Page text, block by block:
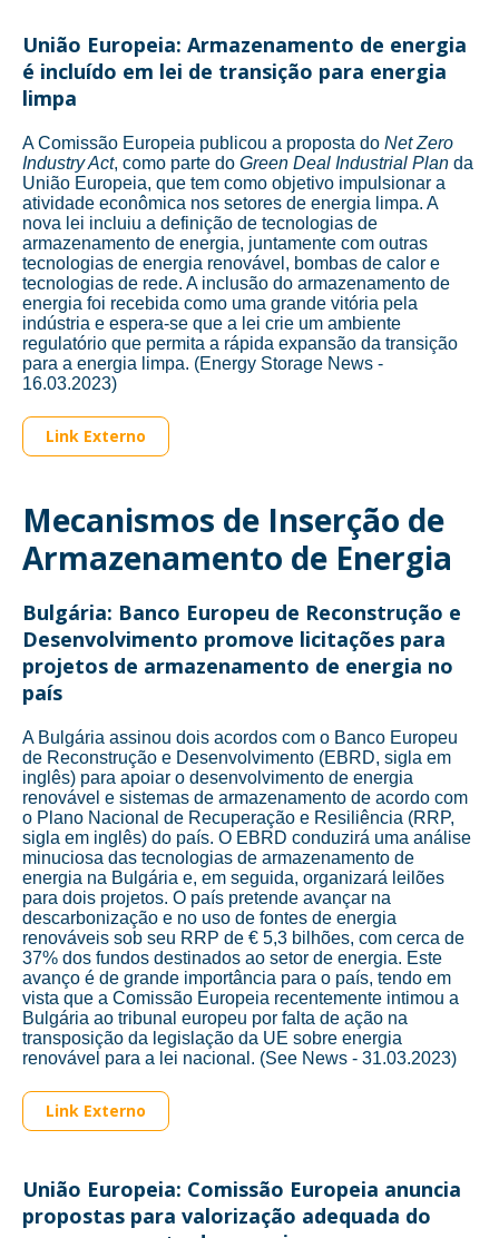
União Europeia: Armazenamento de energia
é incluído em lei de transição para energia
limpa
A Comissão Europeia publicou a proposta do Net Zero
Industry Act, como parte do Green Deal Industrial Plan da
União Europeia, que tem como objetivo impulsionar a
atividade econômica nos setores de energia limpa. A
nova lei incluiu a definição de tecnologias de
armazenamento de energia, juntamente com outras
tecnologias de energia renovável, bombas de calor e
tecnologias de rede. A inclusão do armazenamento de
energia foi recebida como uma grande vitória pela
indústria e espera-se que a lei crie um ambiente
regulatório que permita a rápida expansão da transição
para a energia limpa. (Energy Storage News -
16.03.2023)
Link Externo
Mecanismos de Inserção de
Armazenamento de Energia
Bulgária: Banco Europeu de Reconstrução e
Desenvolvimento promove licitações para
projetos de armazenamento de energia no
país
A Bulgária assinou dois acordos com o Banco Europeu
de Reconstrução e Desenvolvimento (EBRD, sigla em
inglês) para apoiar o desenvolvimento de energia
renovável e sistemas de armazenamento de acordo com
o Plano Nacional de Recuperação e Resiliência (RRP,
sigla em inglês) do país. O EBRD conduzirá uma análise
minuciosa das tecnologias de armazenamento de
energia na Bulgária e, em seguida, organizará leilões
para dois projetos. O país pretende avançar na
descarbonização e no uso de fontes de energia
renováveis sob seu RRP de € 5,3 bilhões, com cerca de
37% dos fundos destinados ao setor de energia. Este
avanço é de grande importância para o país, tendo em
vista que a Comissão Europeia recentemente intimou a
Bulgária ao tribunal europeu por falta de ação na
transposição da legislação da UE sobre energia
renovável para a lei nacional. (See News - 31.03.2023)
Link Externo
União Europeia: Comissão Europeia anuncia
propostas para valorização adequada do